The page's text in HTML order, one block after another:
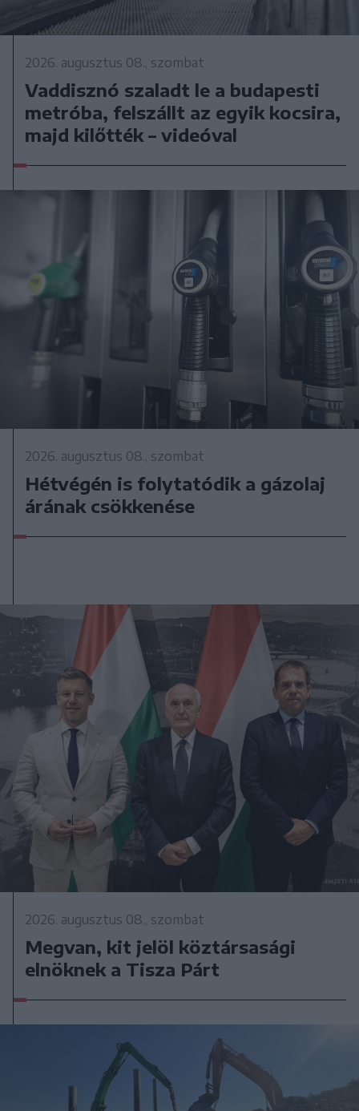
2026. augusztus 08., szombat
Vaddisznó szaladt le a budapesti
metróba, felszállt az egyik kocsira,
majd kilőtték – videóval
2026. augusztus 08., szombat
Hétvégén is folytatódik a gázolaj
árának csökkenése
2026. augusztus 08., szombat
Megvan, kit jelöl köztársasági
elnöknek a Tisza Párt